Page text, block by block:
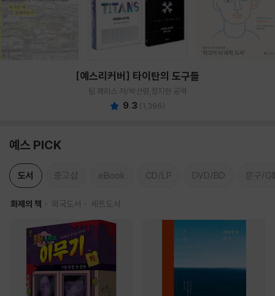
[예스리커버] 타이탄의 도구들
팀 페리스 저/박선령,정지현 공역
9.3 (1,396)
예스 PICK
도서 중고샵 eBook CD/LP DVD/BD 문구/
화제의 책 외국도서 세트도서